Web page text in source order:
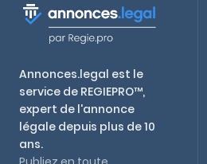
Annonces.legal est le
service de REGIEPRO™,
expert de l'annonce
légale depuis plus de 10
ans.